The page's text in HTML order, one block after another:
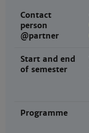
Contact
person
@partner
Start and end
of semester
Programme